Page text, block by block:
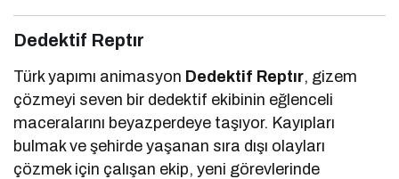
Dedektif Reptır
Türk yapımı animasyon Dedektif Reptır, gizem
çözmeyi seven bir dedektif ekibinin eğlenceli
maceralarını beyazperdeye taşıyor. Kayıpları
bulmak ve şehirde yaşanan sıra dışı olayları
çözmek için çalışan ekip, yeni görevlerinde